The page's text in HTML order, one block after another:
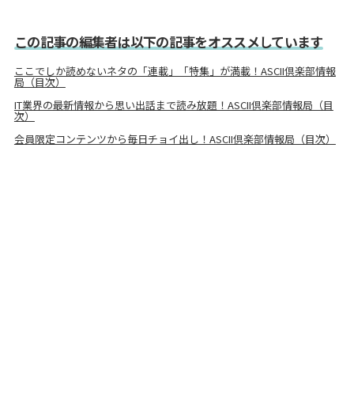
この記事の編集者は以下の記事をオススメしています
ここでしか読めないネタの「連載」「特集」が満載！ASCII倶楽部情報
局（目次）
IT業界の最新情報から思い出話まで読み放題！ASCII倶楽部情報局（目
次）
会員限定コンテンツから毎日チョイ出し！ASCII倶楽部情報局（目次）